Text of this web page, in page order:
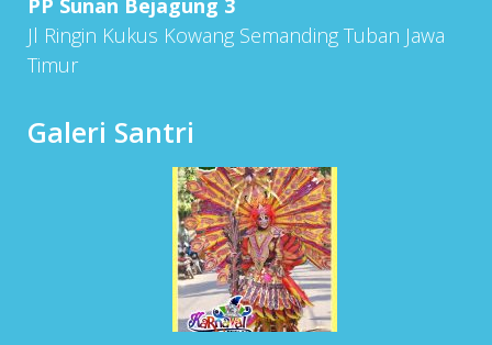
Jl Ringin Kukus Kowang Semanding Tuban Jawa
Timur
Galeri Santri